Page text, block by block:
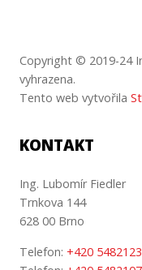
Copyright © 2019-24
vyhrazena.
Tento web vytvořila
KONTAKT
Ing. Lubomír Fiedler
Trnkova 144
628 00 Brno
Telefon: +420